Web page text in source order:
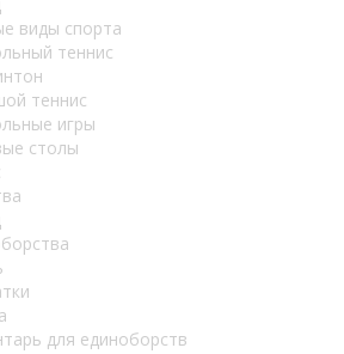
виды спорта
теннис
теннис
игры
столы
для единоборств